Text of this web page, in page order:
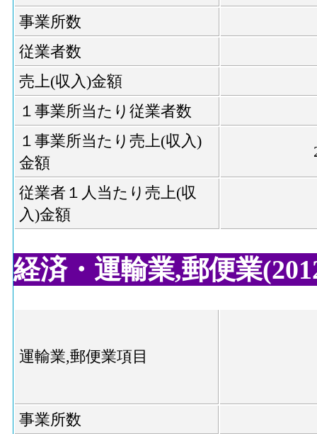
事業所数
従業者数
売上(収入)金額
１事業所当たり従業者数
１事業所当たり売上(収入)
金額
従業者１人当たり売上(収
入)金額
経済・運輸業,郵便業
運輸業,郵便業項目
事業所数